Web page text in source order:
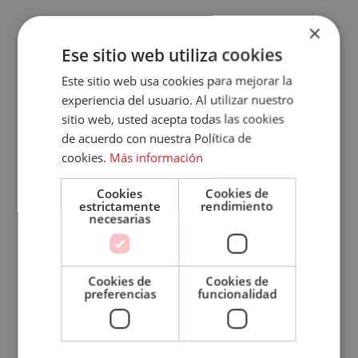
Accece
Tu
Cuenta
Email
Contraseña
¿Has olvidado tu contraseña?
promocionar descuentos
para todos los primeros pedidos o en su
defecto, para aquellos que pidan a domicilio-
para llevar. De esta manera incentivará a los
potenciales clientes o clientes dudosos a
pedir a nuestro bar o restaurante a cambio
de ese beneficio en forma de descuento.
Facebook, Instagram y Google Ads.
Invertir en este tipo de acciones dará mayor
visibilidad
a tu negocio y ayudará a captar a
un mayor número de personas que aún no te
×
Ese sitio web utiliza cookies
Este sitio web usa cookies para mejorar la
experiencia del usuario. Al utilizar nuestro
sitio web, usted acepta todas las cookies
de acuerdo con nuestra Política de
cookies. Más información
Cookies
estrictamente
necesarias
Cookies de
rendimiento
Cookies de
preferencias
Cookies de
funcionalidad